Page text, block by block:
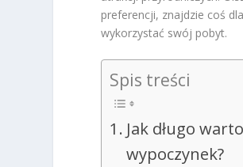
preferencji, znajdzie coś
wykorzystać swój pobyt.
Spis treści
Jak długo
wypoczynek?